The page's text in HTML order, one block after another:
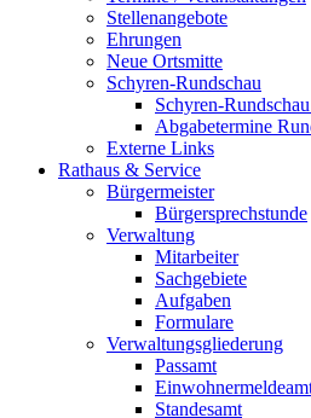
Stellenangebote
Ehrungen
Neue Ortsmitte
Schyren-Rundschau
Schyren-
Abgabetermine
Externe Links
Rathaus & Service
Bürgermeister
Bürgersprechstunde
Verwaltung
Mitarbeiter
Sachgebiete
Aufgaben
Formulare
Verwaltungsgliederung
Passamt
Standesamt